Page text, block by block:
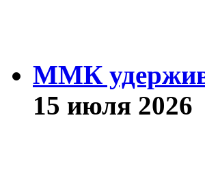
ММК
15 июля 2026